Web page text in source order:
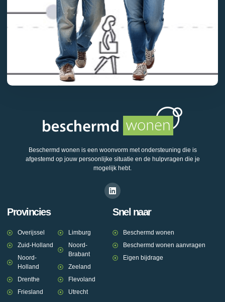
Beschermd wonen is een woonvorm met ondersteuning die is
afgestemd op jouw persoonlijke situatie en de hulpvragen die je
mogelijk hebt.
Provincies
Overijssel
Zuid-Holland
Noord-
Holland
Drenthe
Friesland
Limburg
Noord-
Brabant
Zeeland
Flevoland
Utrecht
Snel naar
Beschermd wonen
Beschermd wonen aanvragen
Eigen bijdrage